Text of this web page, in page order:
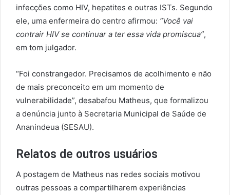
infecções como HIV, hepatites e outras ISTs. Segundo
ele, uma enfermeira do centro afirmou: “Você vai
contrair HIV se continuar a ter essa vida promíscua”,
em tom julgador.
“Foi constrangedor. Precisamos de acolhimento e não
de mais preconceito em um momento de
vulnerabilidade”, desabafou Matheus, que formalizou
a denúncia junto à Secretaria Municipal de Saúde de
Ananindeua (SESAU).
Relatos de outros usuários
A postagem de Matheus nas redes sociais motivou
outras pessoas a compartilharem experiências